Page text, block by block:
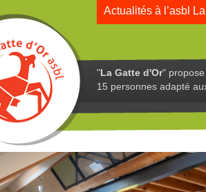
Actualités à l’asbl
"La Gatte d'Or"
15 personnes adapté